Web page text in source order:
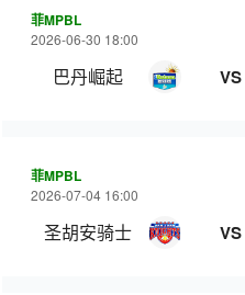
菲MPBL
2026-06-30 18:00
巴丹崛起 VS
菲MPBL
2026-07-04 16:00
圣胡安骑士 VS